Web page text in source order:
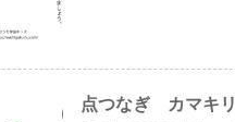
点つなぎ カマキリ